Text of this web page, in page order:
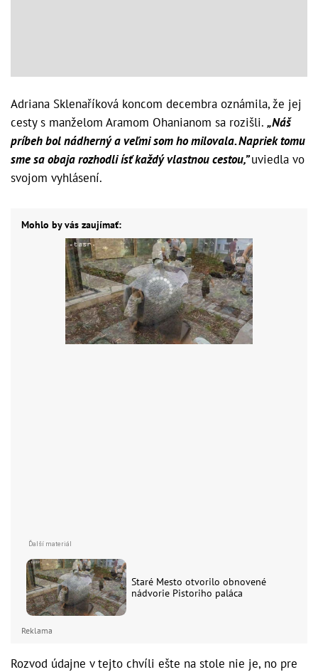
Adriana Sklenaříková koncom decembra oznámila, že jej
cesty s manželom Aramom Ohanianom sa rozišli. „Náš
príbeh bol nádherný a veľmi som ho milovala. Napriek tomu
sme sa obaja rozhodli ísť každý vlastnou cestou,”uviedla vo
svojom vyhlásení.
Mohlo by vás zaujímať:
Staré Mesto otvorilo obnovené
nádvorie Pistoriho paláca
Reklama
Rozvod údajne v tejto chvíli ešte na stole nie je, no pre